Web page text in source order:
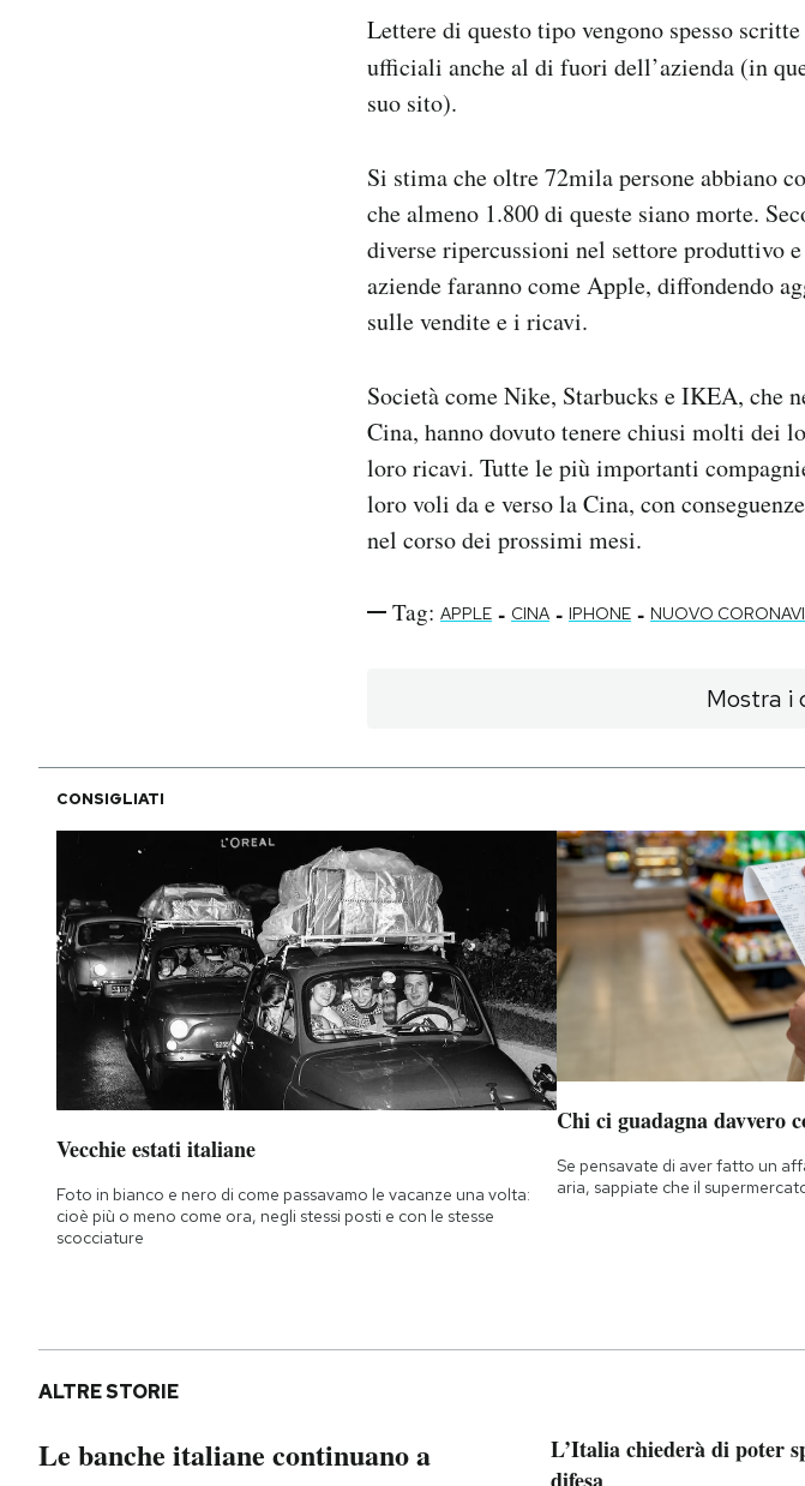
Lettere di questo tipo vengono spesso
ufficiali anche al di fuori dell’azienda (in
suo sito).
Si stima che oltre 72mila persone abbiano
che almeno 1.800 di queste siano morte.
diverse ripercussioni nel settore produttivo
aziende faranno come Apple, diffondendo
sulle vendite e i ricavi.
Società come Nike, Starbucks e IKEA,
Cina, hanno dovuto tenere chiusi molti dei
loro ricavi. Tutte le più importanti
loro voli da e verso la Cina, con
nel corso dei prossimi mesi.
Tag: APPLE - CINA - IPHONE - NUOVO
Mostra i
CONSIGLIATI
Vecchie estati italiane
Foto in bianco e nero di come passavamo le vacanze una volta:
cioè più o meno come ora, negli stessi posti e con le stesse
scocciature
Chi ci guadagna davvero
Se pensavate di aver fatto un
aria, sappiate che il
ALTRE STORIE
Le banche italiane continuano a
L’Italia chiederà di poter
difesa